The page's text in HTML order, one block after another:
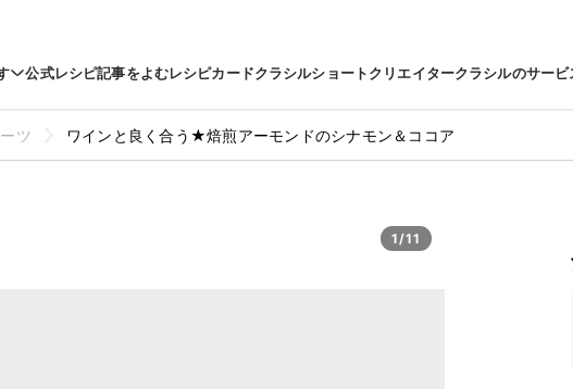
公式レシピ記事をよむレシピカードクラシルショートクリエイタークラシルのサービ
ツ ワインと良く合う★焙煎アーモンドのシナモン＆ココア
1/11